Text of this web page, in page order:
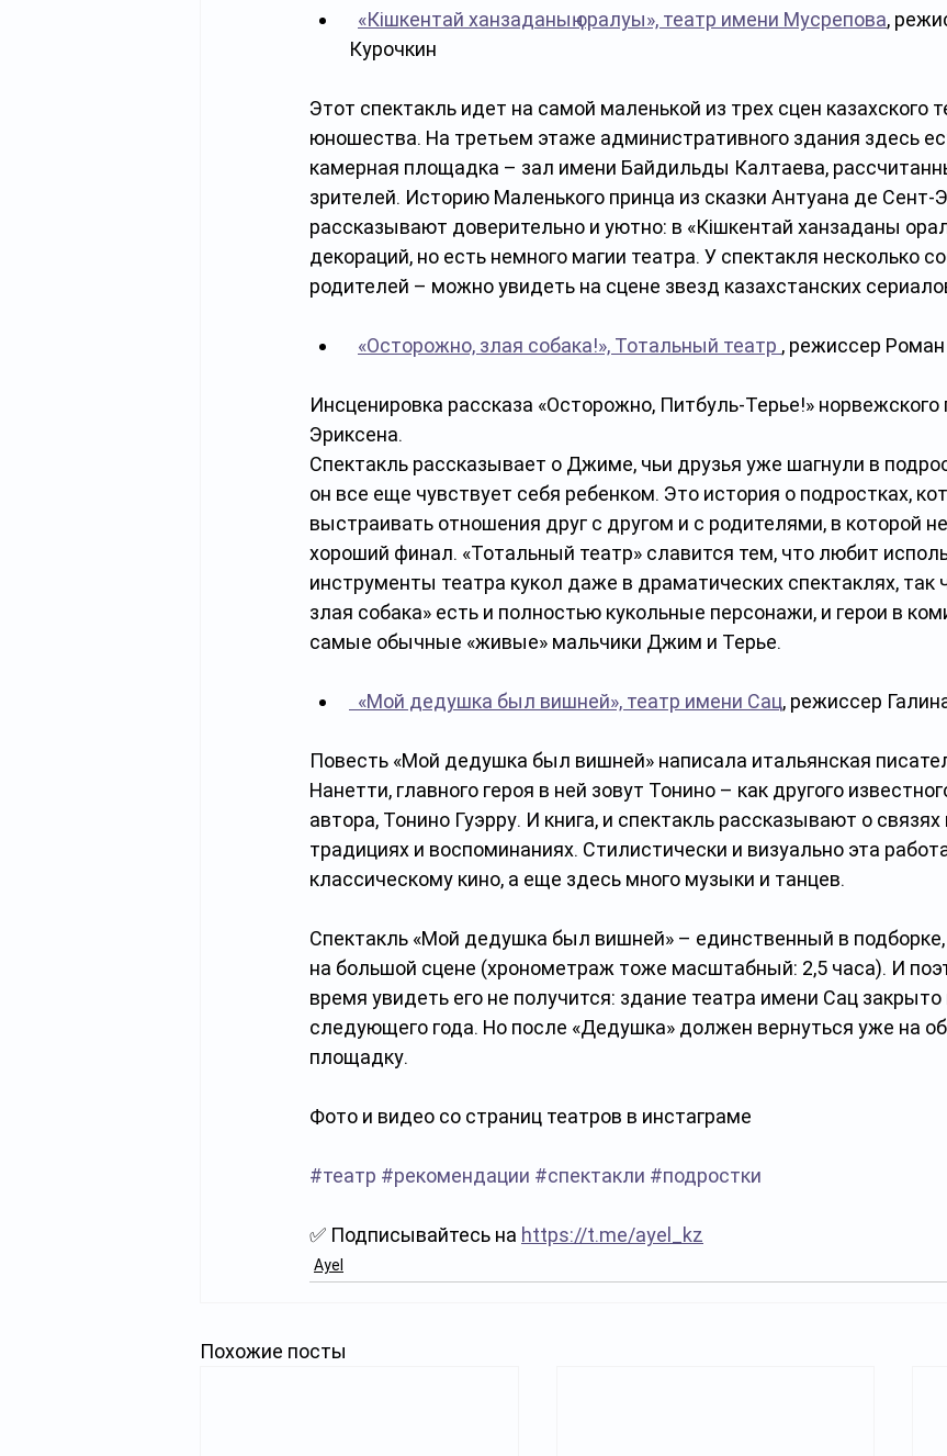
«Кішкентай ханзаданың оралуы», театр имени Мусрепова,
Курочкин
Этот спектакль идет на самой маленькой из трех сцен казахского
юношества. На третьем этаже административного здания здесь
камерная площадка – зал имени Байдильды Калтаева,
зрителей. Историю Маленького принца из сказки Антуана де Сент-
рассказывают доверительно и уютно: в «Кішкентай ханзаданың
декораций, но есть немного магии театра. У спектакля несколько
родителей – можно увидеть на сцене звезд казахстанских
«Осторожно, злая собака!», Тотальный театр , режиссер
Инсценировка рассказа «Осторожно, Питбуль-Терье!»
Эриксена.
Спектакль рассказывает о Джиме, чьи друзья уже шагнули в
он все еще чувствует себя ребенком. Это история о подростках,
выстраивать отношения друг с другом и с родителями, в которой
хороший финал. «Тотальный театр» славится тем, что любит
инструменты театра кукол даже в драматических спектаклях, так
злая собака» есть и полностью кукольные персонажи, и герои в
самые обычные «живые» мальчики Джим и Терье.
  «Мой дедушка был вишней», театр имени Сац
, режиссер
Повесть «Мой дедушка был вишней» написала итальянская
Нанетти, главного героя в ней зовут Тонино – как другого
автора, Тонино Гуэрру. И книга, и спектакль рассказывают о связях
традициях и воспоминаниях. Стилистически и визуально эта
классическому кино, а еще здесь много музыки и танцев.
Спектакль «Мой дедушка был вишней» – единственный в
на большой сцене (хронометраж тоже масштабный: 2,5 часа). И
время увидеть его не получится: здание театра имени Сац
следующего года. Но после «Дедушка» должен вернуться уже на
площадку.
Фото и видео со страниц театров в инстаграме
#театр #рекомендации #спектакли #подростки
✅ Подписывайтесь на https://t.me/ayel_kz
Ayel
Похожие посты